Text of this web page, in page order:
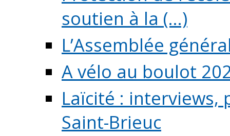
soutien à la (...)
L’Assemblée
A vélo au boulot
Laïcité :
Saint-Brieuc